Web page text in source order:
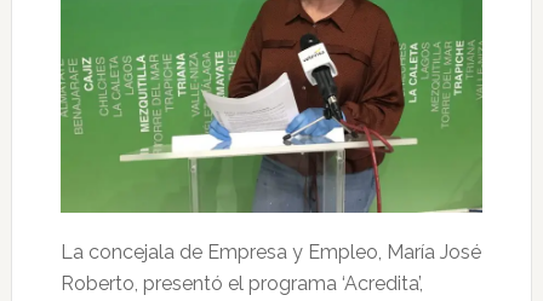
La concejala de Empresa y Empleo, María José
Roberto, presentó el programa ‘Acredita’,